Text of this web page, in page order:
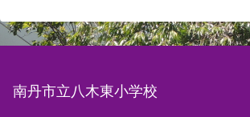
南丹市立八木東小学校